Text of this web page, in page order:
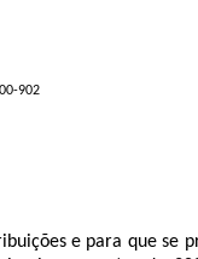
902
e para que se